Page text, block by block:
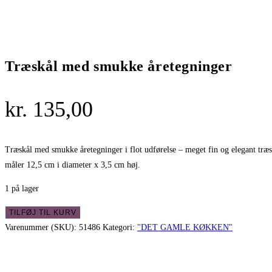
Træskål med smukke åretegninger
kr. 135,00
Træskål med smukke åretegninger i flot udførelse – meget fin og elegant
måler 12,5 cm i diameter x 3,5 cm høj.
1 på lager
Træskål
med
TILFØJ TIL KURV
Varenummer (SKU): 51486 Kategori: "DET GAMLE KØKKEN"